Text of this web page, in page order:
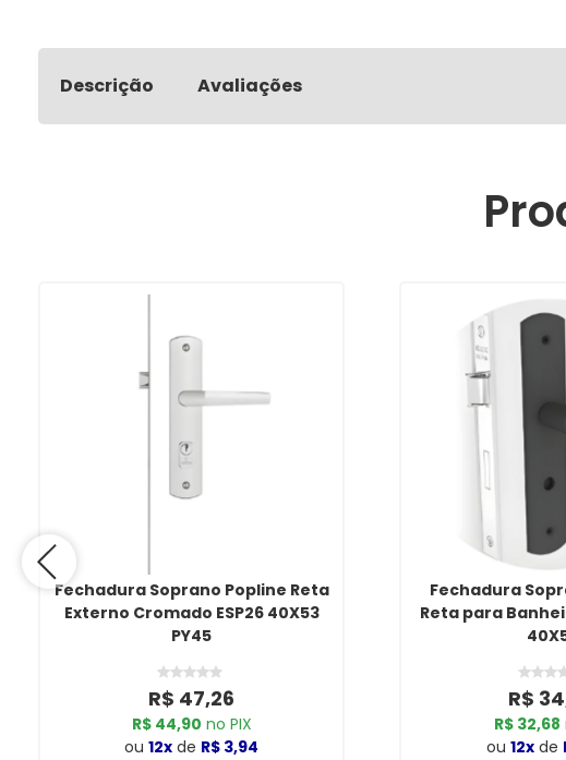
Descrição Avaliações
Fechadura Soprano Popline Reta
Externo Cromado ESP26 40X53
PY45
R$ 47,26
R$ 44,90 no PIX
ou 12x de R$ 3,94
Fechadura
Reta para
R$
R$ 32,68
ou 12xde